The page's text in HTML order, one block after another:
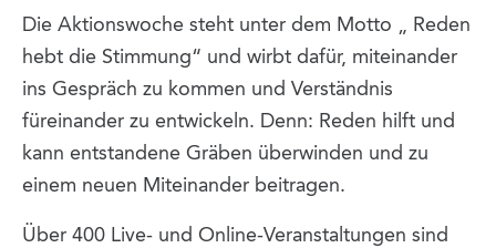
Die Aktionswoche steht unter dem Motto „ Reden
hebt die Stimmung“ und wirbt dafür, miteinander
ins Gespräch zu kommen und Verständnis
füreinander zu entwickeln. Denn: Reden hilft und
kann entstandene Gräben überwinden und zu
einem neuen Miteinander beitragen.
Über 400 Live- und Online-Veranstaltungen sind